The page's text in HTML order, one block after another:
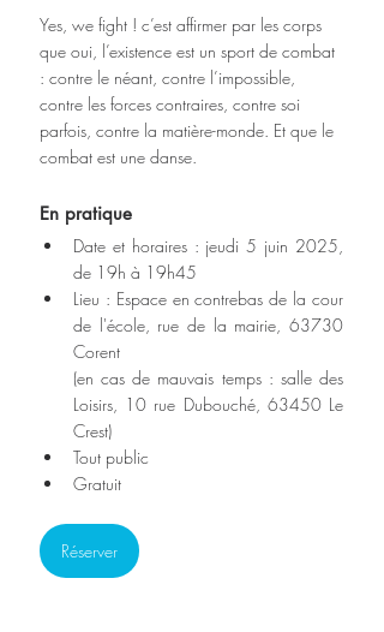
Yes, we fight ! c’est affirmer par les corps
que oui, l’existence est un sport de combat
: contre le néant, contre l’impossible,
contre les forces contraires, contre soi
parfois, contre la matière-monde. Et que le
combat est une danse.
En pratique
Date et horaires : jeudi 5 juin 2025,
de 19h à 19h45
Lieu : Espace en contrebas de la cour
de l'école, rue de la mairie, 63730
Corent
(en cas de mauvais temps : salle des
Loisirs, 10 rue Dubouché, 63450 Le
Crest)
Tout public
Gratuit
Réserver